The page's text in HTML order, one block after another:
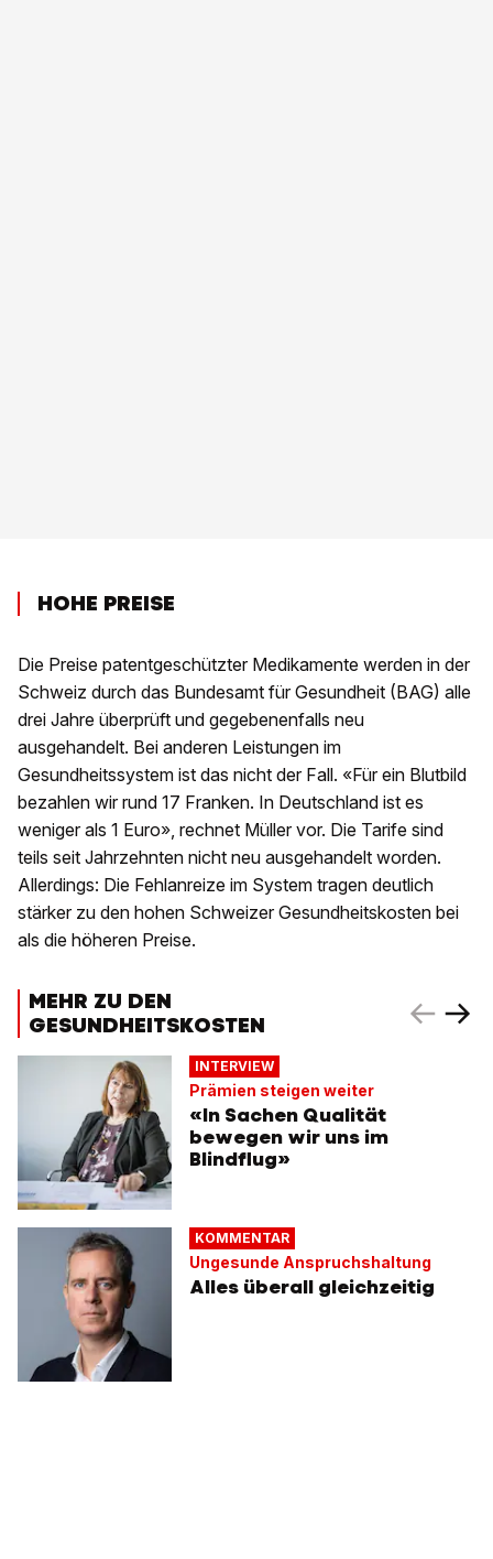
HOHE PREISE
Die Preise patentgeschützter Medikamente werden in der
Schweiz durch das Bundesamt für Gesundheit (BAG) alle
drei Jahre überprüft und gegebenenfalls neu
ausgehandelt. Bei anderen Leistungen im
Gesundheitssystem ist das nicht der Fall. «Für ein Blutbild
bezahlen wir rund 17 Franken. In Deutschland ist es
weniger als 1 Euro», rechnet Müller vor. Die Tarife sind
teils seit Jahrzehnten nicht neu ausgehandelt worden.
Allerdings: Die Fehlanreize im System tragen deutlich
stärker zu den hohen Schweizer Gesundheitskosten bei
als die höheren Preise.
MEHR ZU DEN
GESUNDHEITSKOSTEN
INTERVIEW
Prämien steigen weiter
«In Sachen Qualität
bewegen wir uns im
Blindflug»
KOMMENTAR
Ungesunde Anspruchshaltung
Alles überall gleichzeitig